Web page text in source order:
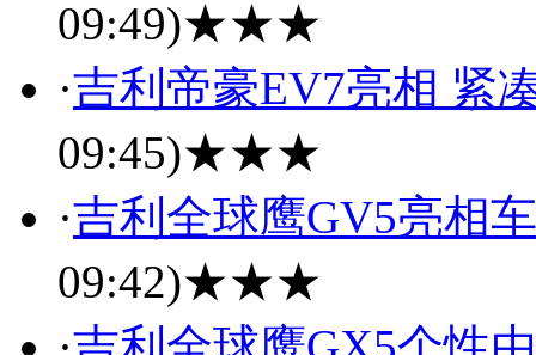
09:49)★★★
·吉利帝豪EV7亮相 紧
09:45)★★★
·吉利全球鹰GV5亮相
09:42)★★★